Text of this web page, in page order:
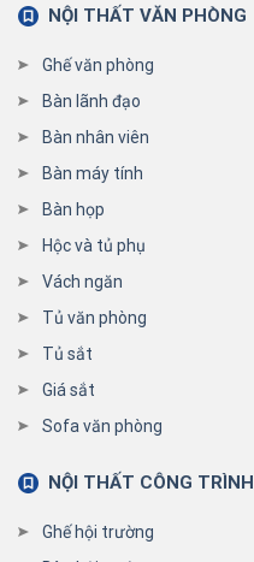
NỘI THẤT VĂN PHÒNG
Ghế văn phòng
Bàn lãnh đạo
Bàn nhân viên
Bàn máy tính
Bàn họp
Hộc và tủ phụ
Vách ngăn
Tủ văn phòng
Tủ sắt
Giá sắt
Sofa văn phòng
NỘI THẤT CÔNG TRÌNH
Ghế hội trường